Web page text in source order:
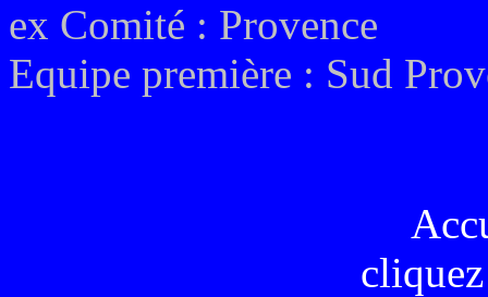
ex Comité : Provence
Equipe première : Sud